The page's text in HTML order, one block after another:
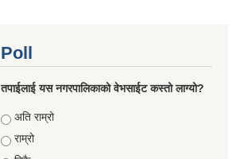
Poll
तपाईलाई यस नगरपालिकाको वेभसाईट कस्तो लाग्यो?
Choices
अति राम्रो
राम्रो